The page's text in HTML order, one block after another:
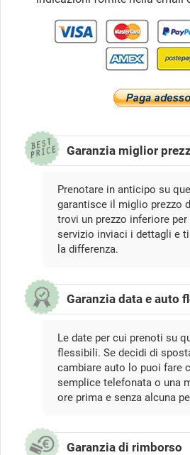
Garanzia miglior
Prenotare in anticipo su
garantisce il miglio prezzo
trovi un prezzo inferiore
servizio inviaci i dettagli e
la differenza.
Garanzia data e auto
Le date per cui prenoti su
flessibili. Se decidi di
cambiare auto lo puoi fare
semplice telefonata o una
ore prima e senza alcuna
Garanzia di rimborso